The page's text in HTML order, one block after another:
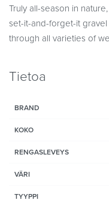
Truly all-season in
set-it-and-forget-it
through all varieties of
Tietoa
BRAND
KOKO
RENGASLEVEYS
VÄRI
TYYPPI